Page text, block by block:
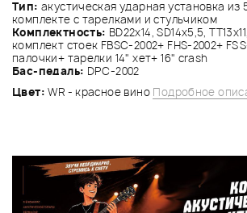
Тип: акустическая ударная установка
комплекте с тарелками и стульчиком
Комплектность: BD22x14, SD14x5,5,
комплект стоек FBSC-2002+ FHS-2002+
палочки+ тарелки 14" хет+ 16" crash
Бас-педаль: DPC-2002
Цвет: WR - красное вино Подробное